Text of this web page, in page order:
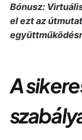
Bónusz:
el ezt az
A